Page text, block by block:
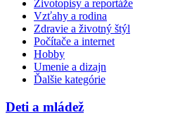
Životopisy a reportáže
Vzťahy a rodina
Zdravie a životný štýl
Počítače a internet
Hobby
Umenie a dizajn
Ďalšie kategórie
Deti a mládež